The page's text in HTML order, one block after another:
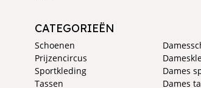
CATEGORIEËN
Schoenen
Prijzencircus
Sportkleding
Tassen
Dames
Dames